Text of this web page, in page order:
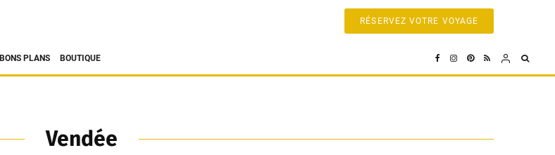
RÉSERVEZ VOTRE VOYAGE
BONS PLANS BOUTIQUE
Vendée